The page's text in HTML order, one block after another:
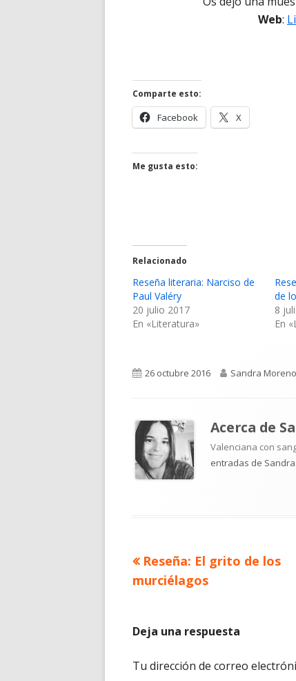
Web:
Comparte esto:
Facebook
Abrir
en
X
en
Me gusta esto:
Relacionado
Reseña literaria: Narciso de
Paul Valéry
20 julio 2017
En «Literatura»
de
8
En
Publicado
26 octubre 2016 Autor
Sandra Moreno
Acerca de
Valenciana con
entradas de
Navegación
entradas
Artículo
anterior
Reseña: El grito de los
murciélagos
Deja una respuesta
Tu dirección de correo